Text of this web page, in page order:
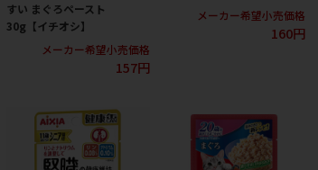
すい まぐろペースト
30g【イチオシ】
メーカー希望小売価格
157円
メーカー希望小売価格
160円